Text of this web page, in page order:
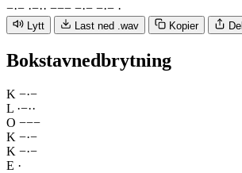
−·− ·−·· −−− −·− −·− ·
Lytt Last ned .wav Kopier Del
Bokstavnedbrytning
K −·−
L ·−··
O −−−
K −·−
K −·−
E ·